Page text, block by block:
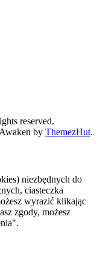
reserved.
by ThemezHut.
niezbędnych do
ciasteczka
wyrazić klikając
zgody, możesz